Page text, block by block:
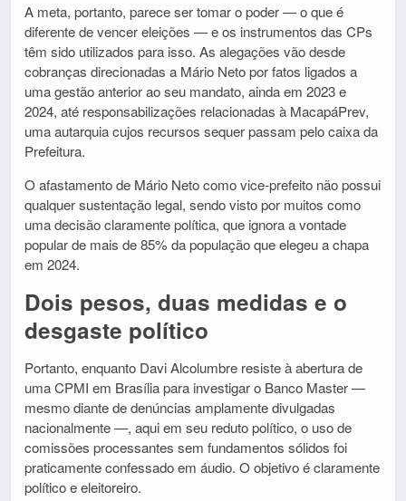
A meta, portanto, parece ser tomar o poder — o que é
diferente de vencer eleições — e os instrumentos das CPs
têm sido utilizados para isso. As alegações vão desde
cobranças direcionadas a Mário Neto por fatos ligados a
uma gestão anterior ao seu mandato, ainda em 2023 e
2024, até responsabilizações relacionadas à MacapáPrev,
uma autarquia cujos recursos sequer passam pelo caixa da
Prefeitura.
O afastamento de Mário Neto como vice-prefeito não possui
qualquer sustentação legal, sendo visto por muitos como
uma decisão claramente política, que ignora a vontade
popular de mais de 85% da população que elegeu a chapa
em 2024.
Dois pesos, duas medidas e o
desgaste político
Portanto, enquanto Davi Alcolumbre resiste à abertura de
uma CPMI em Brasília para investigar o Banco Master —
mesmo diante de denúncias amplamente divulgadas
nacionalmente —, aqui em seu reduto político, o uso de
comissões processantes sem fundamentos sólidos foi
praticamente confessado em áudio. O objetivo é claramente
político e eleitoreiro.